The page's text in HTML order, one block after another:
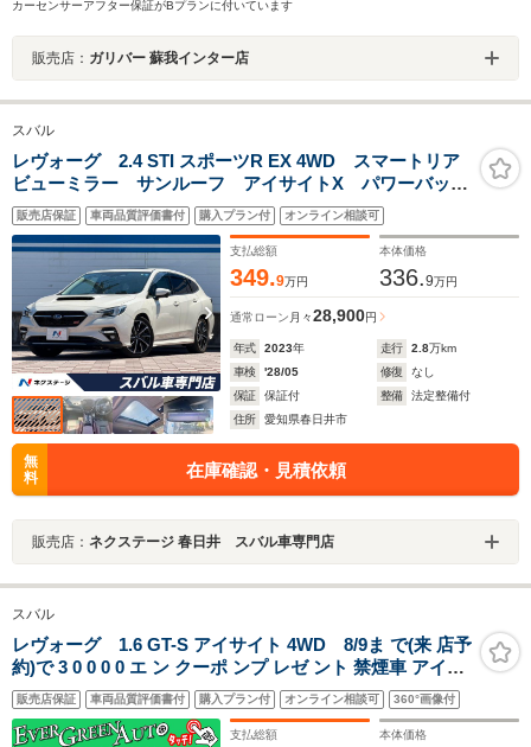
カーセンサーアフター保証がBプランに付いています
販売店： ガリバー 蘇我インター店
スバル
レヴォーグ 2.4 STI スポーツR EX 4WD スマートリア
ビューミラー サンルーフ アイサイトX パワーバック
ドア 純正11.6インチナビ フロント＆サイド＆バックカ
メラ 禁煙車 メモリ付パワーシート シートヒータ
ー 純正18インチAW ETC
販売店保証 車両品質評価書付 購入プラン付 オンライン相談可
支払総額
349.9万円
本体価格
336.9万円
通常ローン 月々28,900円
年式 2023年 走行 2.8万km
車検
'28/05 修復
なし
保証
保証付 整備
法定整備付
住所
愛知県春日井市
無
料
在庫確認・見積依頼
販売店： ネクステージ 春日井 スバル車専門店
スバル
レヴォーグ 1.6 GT-S アイサイト 4WD 8/9ま で(来 店予
約)で 3 0 0 0 0 エ ン クーポ ンプ レゼ ント 禁煙車 アイサ
イトVer3 純正SDナビ ブラインドスポットモニター
Bluetooth 衝突軽減ブレーキ レーンキープ ETC プッシュ
スタート LEDライト
販売店保証 車両品質評価書付 購入プラン付 オンライン相談可 360°画像付
支払総額 本体価格